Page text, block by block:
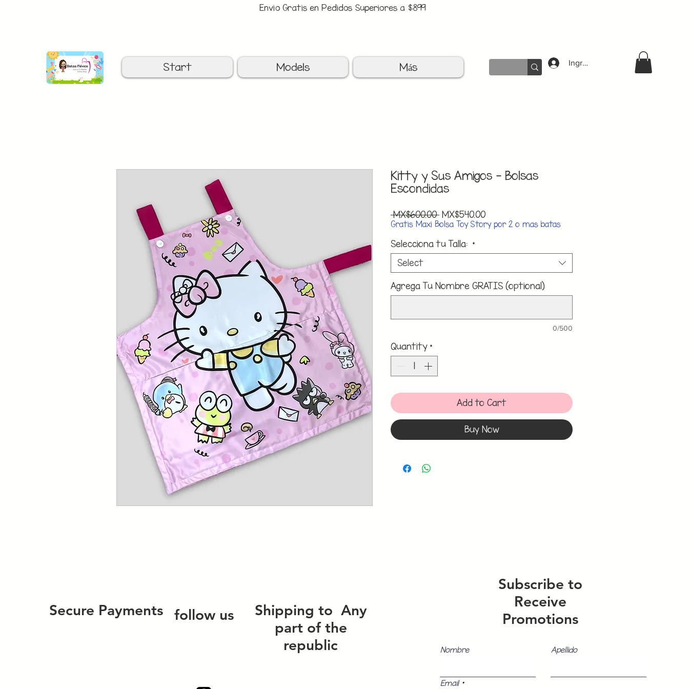
Ingresar
Envio Gratis en Pedidos Superiores a $899
Start Models Más
Kitty y Sus Amigos - Bolsas
Escondidas
MX$600.00 Regular
Price
MX$540.00Sale
Price
Gratis Maxi Bolsa Toy Story por 2 o mas batas
Selecciona tu Talla: *
Select
Agrega Tu Nombre GRATIS (optional)
0/500
Quantity *
Add to Cart
Buy Now
follow us Shipping to Any
part of the
republic
Secure Payments
Subscribe to
Receive
Promotions
Nombre Apellido
Email